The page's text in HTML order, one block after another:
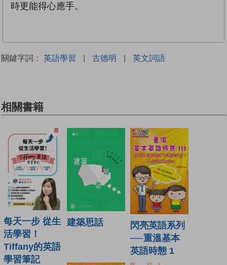
時更能得心應手。
關鍵字詞： 英語學習 | 古德明 | 英文詞語
相關書籍
每天一步 從生
活學習！
Tiffany的英語
學習筆記
建築思話
閃亮英語系列
──重溫基本
英語時態 1